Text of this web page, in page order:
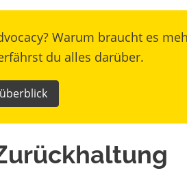
Warum braucht es
du alles darüber.